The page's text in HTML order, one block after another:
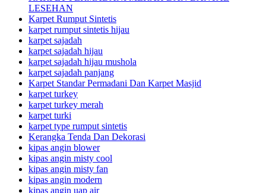
LESEHAN
Karpet Rumput Sintetis
karpet rumput sintetis hijau
karpet sajadah
karpet sajadah hijau
karpet sajadah hijau mushola
karpet sajadah panjang
Karpet Standar Permadani Dan Karpet Masjid
karpet turkey
karpet turkey merah
karpet turki
karpet type rumput sintetis
Kerangka Tenda Dan Dekorasi
kipas angin blower
kipas angin misty cool
kipas angin misty fan
kipas angin modern
kipas angin uap air